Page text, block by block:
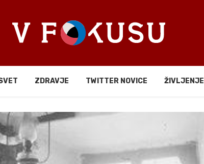
ZDRAVJE TWITTER NOVICE ŽIVLJENJE